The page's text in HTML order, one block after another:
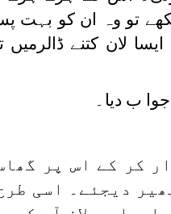
تو وہ ان کو بہت
لان کتنے ڈالرمیں
ب دیا۔
کر کے اس پر
دیجئے۔ اسی